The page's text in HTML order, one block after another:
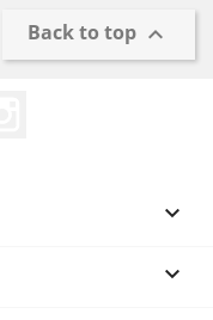
Back to top 

